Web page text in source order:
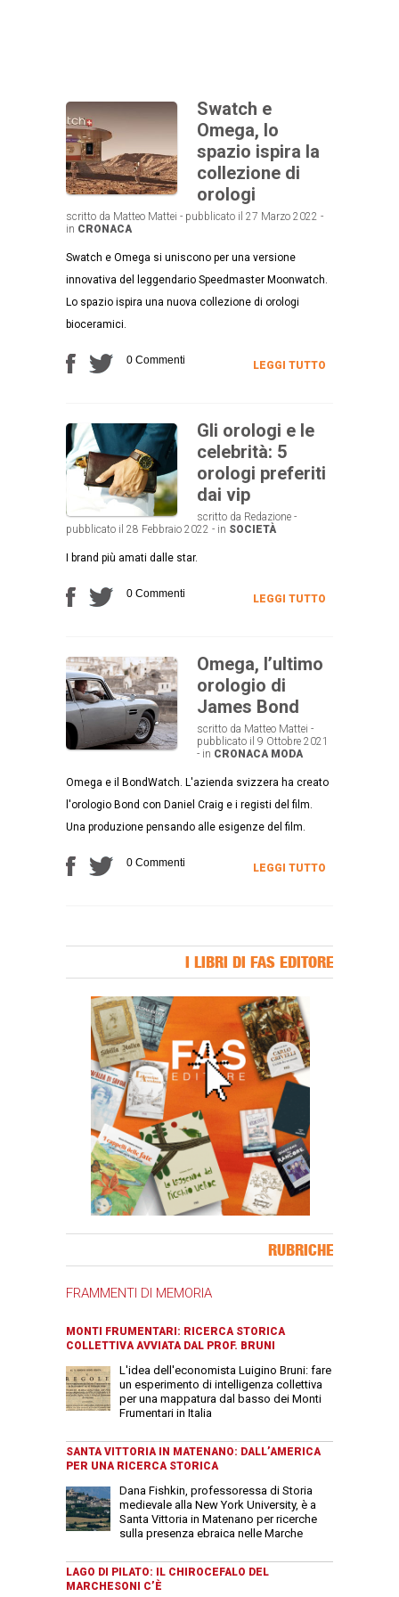
Swatch e
Omega, lo
spazio ispira la
collezione di
orologi
scritto da Matteo Mattei - pubblicato il 27 Marzo 2022 -
in CRONACA
Swatch e Omega si uniscono per una versione
innovativa del leggendario Speedmaster Moonwatch.
Lo spazio ispira una nuova collezione di orologi
bioceramici.
0 Commenti LEGGI TUTTO
Gli orologi e le
celebrità: 5
orologi preferiti
dai vip
scritto da Redazione -
pubblicato il 28 Febbraio 2022 - in SOCIETÀ
I brand più amati dalle star.
0 Commenti LEGGI TUTTO
Omega, l’ultimo
orologio di
James Bond
scritto da Matteo Mattei -
pubblicato il 9 Ottobre 2021
- in CRONACA MODA
Omega e il BondWatch. L'azienda svizzera ha creato
l'orologio Bond con Daniel Craig e i registi del film.
Una produzione pensando alle esigenze del film.
0 Commenti LEGGI TUTTO
I LIBRI DI FAS EDITORE
RUBRICHE
FRAMMENTI DI MEMORIA
MONTI FRUMENTARI: RICERCA STORICA
COLLETTIVA AVVIATA DAL PROF. BRUNI
L'idea dell'economista Luigino Bruni: fare
un esperimento di intelligenza collettiva
per una mappatura dal basso dei Monti
Frumentari in Italia
SANTA VITTORIA IN MATENANO: DALL’AMERICA
PER UNA RICERCA STORICA
Dana Fishkin, professoressa di Storia
medievale alla New York University, è a
Santa Vittoria in Matenano per ricerche
sulla presenza ebraica nelle Marche
LAGO DI PILATO: IL CHIROCEFALO DEL
MARCHESONI C’È